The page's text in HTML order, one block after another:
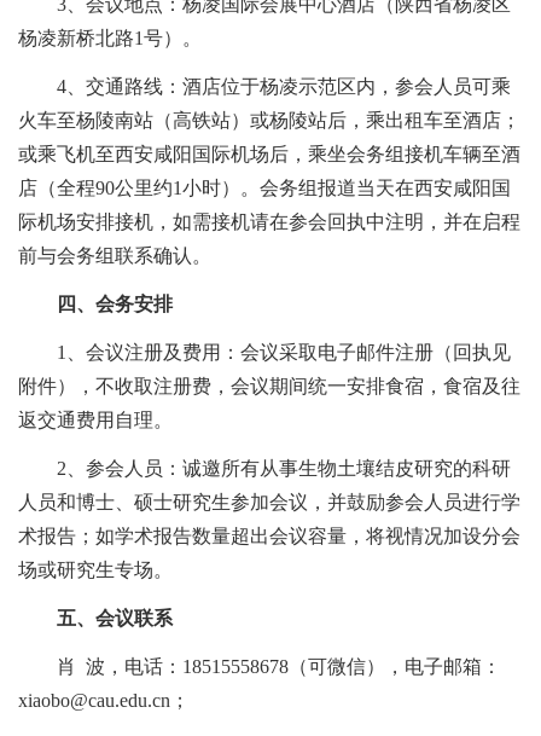
3、会议地点：杨凌国际会展中心酒店（陕西省杨凌区
杨凌新桥北路1号）。
4、交通路线：酒店位于杨凌示范区内，参会人员可乘
火车至杨陵南站（高铁站）或杨陵站后，乘出租车至酒店；
或乘飞机至西安咸阳国际机场后，乘坐会务组接机车辆至酒
店（全程90公里约1小时）。会务组报道当天在西安咸阳国
际机场安排接机，如需接机请在参会回执中注明，并在启程
前与会务组联系确认。
四、会务安排
1、会议注册及费用：会议采取电子邮件注册（回执见
附件），不收取注册费，会议期间统一安排食宿，食宿及往
返交通费用自理。
2、参会人员：诚邀所有从事生物土壤结皮研究的科研
人员和博士、硕士研究生参加会议，并鼓励参会人员进行学
术报告；如学术报告数量超出会议容量，将视情况加设分会
场或研究生专场。
五、会议联系
肖 波，电话：18515558678（可微信），电子邮箱：
xiaobo@cau.edu.cn；